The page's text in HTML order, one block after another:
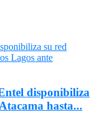
disponibiliza
hasta...